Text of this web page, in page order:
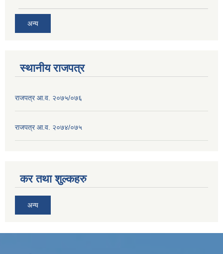
अन्य
स्थानीय राजपत्र
राजपत्र आ.व. २०७५/०७६
राजपत्र आ.व. २०७४/०७५
कर तथा शुल्कहरु
अन्य